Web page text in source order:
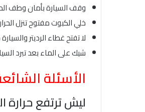
وقف السيارة بأمان وطف
خلي الكبوت مفتوح تنزل
لا تفتح غطاء الرديتر
شيك على الماء بعد تبرد
الأسئلة
ليش ترتفع حرارة